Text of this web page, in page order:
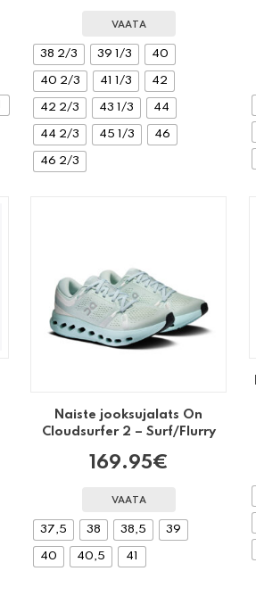
VAATA
38 2/3 39 1/3 40
40 2/3 41 1/3 42
42 2/3 43 1/3 44
44 2/3 45 1/3 46
46 2/3
Naiste jooksujalats On
Cloudsurfer 2 – Surf/Flurry
169.95€
VAATA
37,5 38 38,5 39
40 40,5 41